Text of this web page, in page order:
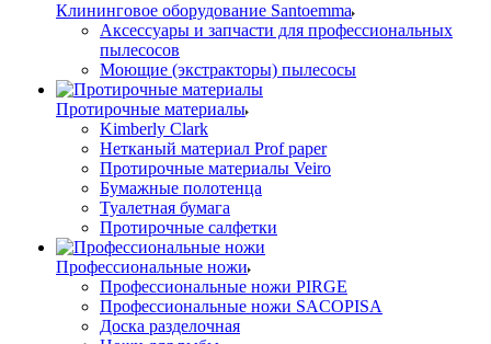
Клининговое оборудование Santoemma
Аксессуары и запчасти для профессиональных
пылесосов
Моющие (экстракторы) пылесосы
Протирочные материалы
Kimberly Clark
Нетканый материал Prof paper
Протирочные материалы Veiro
Бумажные полотенца
Туалетная бумага
Протирочные салфетки
Профессиональные ножи
Профессиональные ножи PIRGE
Профессиональные ножи SACOPISA
Доска разделочная